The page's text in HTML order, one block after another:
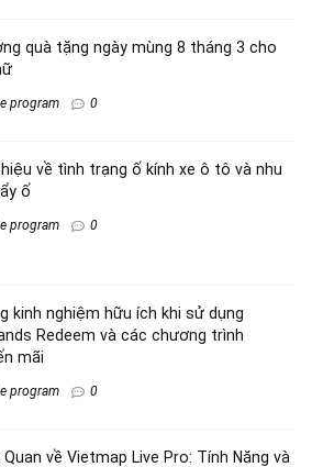
quà tặng ngày mùng 8 tháng 3 cho
program 0
về tình trạng ố kính xe ô tô và nhu
ố
program 0
kinh nghiệm hữu ích khi sử dụng
Redeem và các chương trình
mãi
program 0
Quan về Vietmap Live Pro: Tính Năng và